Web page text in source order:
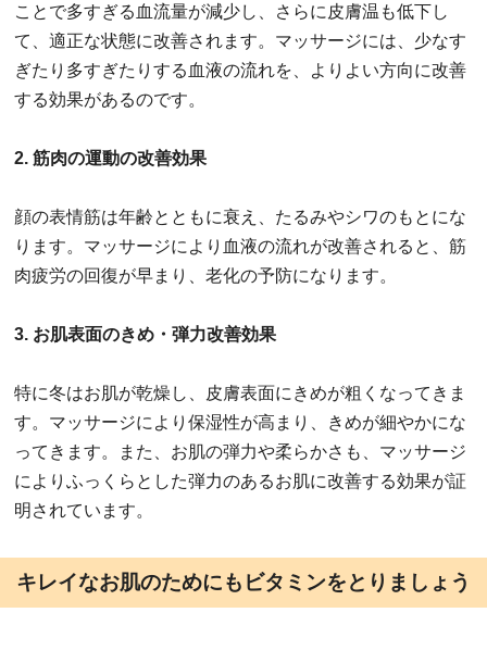
ことで多すぎる血流量が減少し、さらに皮膚温も低下し
て、適正な状態に改善されます。マッサージには、少なす
ぎたり多すぎたりする血液の流れを、よりよい方向に改善
する効果があるのです。
2. 筋肉の運動の改善効果
顔の表情筋は年齢とともに衰え、たるみやシワのもとにな
ります。マッサージにより血液の流れが改善されると、筋
肉疲労の回復が早まり、老化の予防になります。
3. お肌表面のきめ・弾力改善効果
特に冬はお肌が乾燥し、皮膚表面にきめが粗くなってきま
す。マッサージにより保湿性が高まり、きめが細やかにな
ってきます。また、お肌の弾力や柔らかさも、マッサージ
によりふっくらとした弾力のあるお肌に改善する効果が証
明されています。
キレイなお肌のためにもビタミンをとりましょう